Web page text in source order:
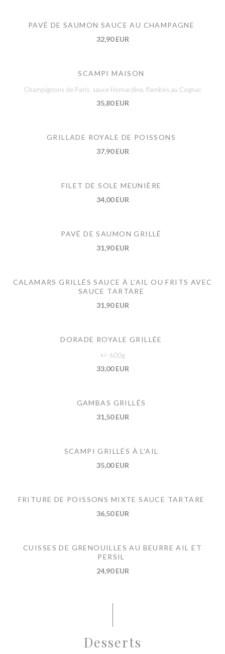
PAVÉ DE SAUMON SAUCE AU CHAMPAGNE
32,90 EUR
SCAMPI MAISON
Champignons de Paris, sauce Homardine, flambés au Cognac
35,80 EUR
GRILLADE ROYALE DE POISSONS
37,90 EUR
FILET DE SOLE MEUNIÈRE
34,00 EUR
PAVÉ DE SAUMON GRILLÉ
31,90 EUR
CALAMARS GRILLÉS SAUCE À L'AIL OU FRITS AVEC
SAUCE TARTARE
31,90 EUR
DORADE ROYALE GRILLÉE
+/- 600g
33,00 EUR
GAMBAS GRILLÉS
31,50 EUR
SCAMPI GRILLÉS À L'AIL
35,00 EUR
FRITURE DE POISSONS MIXTE SAUCE TARTARE
36,50 EUR
CUISSES DE GRENOUILLES AU BEURRE AIL ET
PERSIL
24,90 EUR
Desserts